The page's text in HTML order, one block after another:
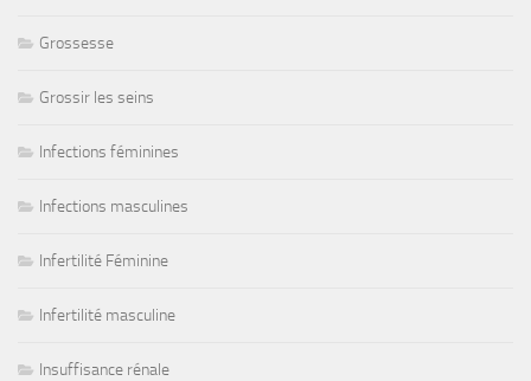
Grossesse
Grossir les seins
Infections féminines
Infections masculines
Infertilité Féminine
Infertilité masculine
Insuffisance rénale